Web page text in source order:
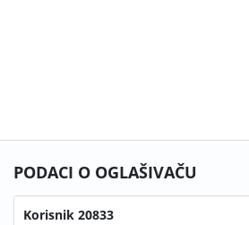
PODACI O OGLAŠIVAČU
Korisnik 20833